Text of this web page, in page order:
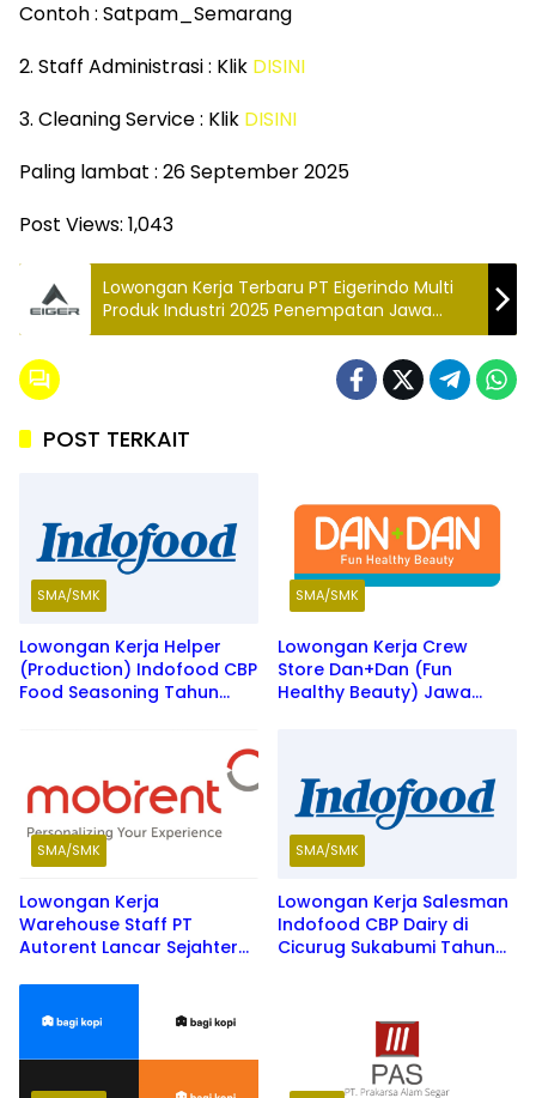
Contoh : Satpam_Semarang
2. Staff Administrasi : Klik DISINI
3. Cleaning Service : Klik DISINI
Paling lambat : 26 September 2025
Post Views: 1,043
Lowongan Kerja Terbaru PT Eigerindo Multi
Produk Industri 2025 Penempatan Jawa
Barat minimal SMA/SMK Buruan Daftar
POST TERKAIT
SMA/SMK
Lowongan Kerja Helper
(Production) Indofood CBP
Food Seasoning Tahun
SMA/SMK
Lowongan Kerja Crew
Store Dan+Dan (Fun
Healthy Beauty) Jawa
SMA/SMK
Lowongan Kerja
Warehouse Staff PT
Autorent Lancar Sejahtera
SMA/SMK
Lowongan Kerja Salesman
Indofood CBP Dairy di
Cicurug Sukabumi Tahun